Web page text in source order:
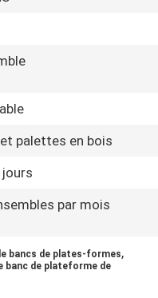
palettes en bois
jours
par mois
bancs de plates-formes,
banc de plateforme de